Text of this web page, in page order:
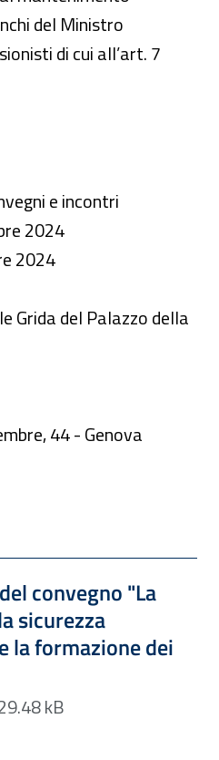
del Ministro
di cui all’art. 7
e incontri
2024
2024
Grida del Palazzo della
44 - Genova
convegno "La
sicurezza
la formazione dei
729.48 kB
kB